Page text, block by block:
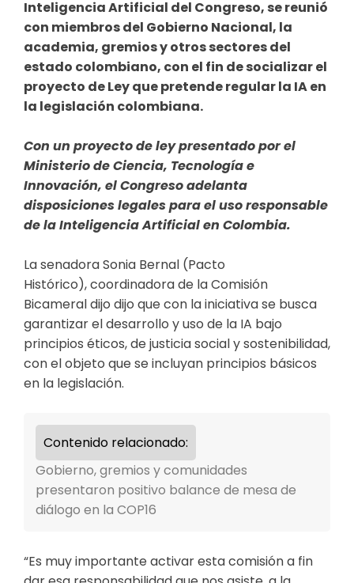
Inteligencia Artificial del Congreso, se reunió
con miembros del Gobierno Nacional, la
academia, gremios y otros sectores del
estado colombiano, con el fin de socializar el
proyecto de Ley que pretende regular la IA en
la legislación colombiana.
Con un proyecto de ley presentado por el
Ministerio de Ciencia, Tecnología e
Innovación, el Congreso adelanta
disposiciones legales para el uso responsable
de la Inteligencia Artificial en Colombia.
La senadora Sonia Bernal (Pacto
Histórico), coordinadora de la Comisión
Bicameral dijo dijo que con la iniciativa se busca
garantizar el desarrollo y uso de la IA bajo
principios éticos, de justicia social y sostenibilidad,
con el objeto que se incluyan principios básicos
en la legislación.
Contenido relacionado:
Gobierno, gremios y comunidades
presentaron positivo balance de mesa de
diálogo en la COP16
“Es muy importante activar esta comisión a fin